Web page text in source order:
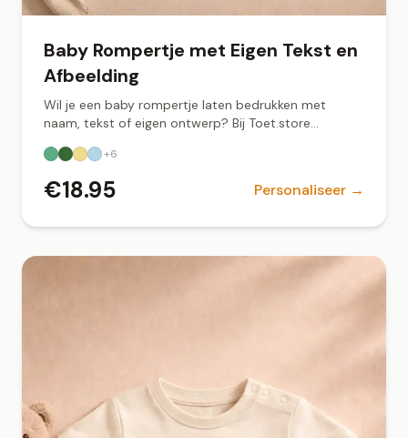
Baby Rompertje met Eigen Tekst en
Afbeelding
Wil je een baby rompertje laten bedrukken met
naam, tekst of eigen ontwerp? Bij Toet.store
Zacht biologisch katoen, snel geleverd vanuit
Groningen.
+6
€18.95 Personaliseer →